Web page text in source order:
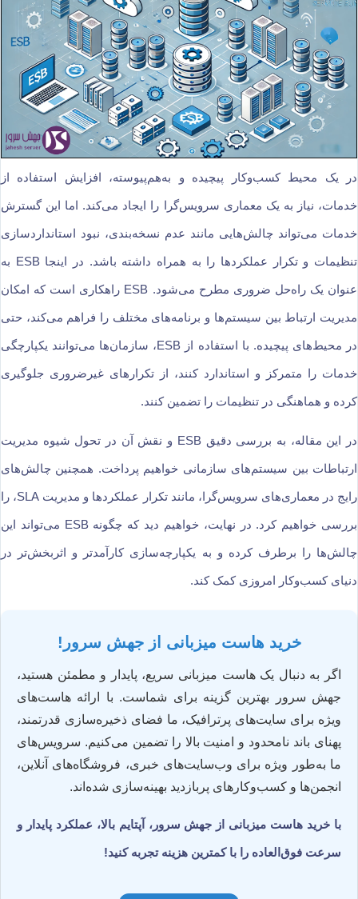
در یک محیط کسب‌وکار پیچیده و به‌هم‌پیوسته، افزایش استفاده از
خدمات، نیاز به یک معماری سرویس‌گرا را ایجاد می‌کند. اما این گسترش
خدمات می‌تواند چالش‌هایی مانند عدم نسخه‌بندی، نبود استانداردسازی
تنظیمات و تکرار عملکردها را به همراه داشته باشد. در اینجا ESB به
عنوان یک راه‌حل ضروری مطرح می‌شود. ESB راهکاری است که امکان
مدیریت ارتباط بین سیستم‌ها و برنامه‌های مختلف را فراهم می‌کند، حتی
در محیط‌های پیچیده. با استفاده از ESB، سازمان‌ها می‌توانند یکپارچگی
خدمات را متمرکز و استاندارد کنند، از تکرارهای غیرضروری جلوگیری
کرده و هماهنگی در تنظیمات را تضمین کنند.
در این مقاله، به بررسی دقیق ESB و نقش آن در تحول شیوه مدیریت
ارتباطات بین سیستم‌های سازمانی خواهیم پرداخت. همچنین چالش‌های
رایج در معماری‌های سرویس‌گرا، مانند تکرار عملکردها و مدیریت SLA، را
بررسی خواهیم کرد. در نهایت، خواهیم دید که چگونه ESB می‌تواند این
چالش‌ها را برطرف کرده و به یکپارچه‌سازی کارآمدتر و اثربخش‌تر در
دنیای کسب‌وکار امروزی کمک کند.
خرید هاست میزبانی از جهش سرور!
اگر به دنبال یک هاست میزبانی سریع، پایدار و مطمئن هستید،
جهش سرور بهترین گزینه برای شماست. با ارائه هاست‌های
ویژه برای سایت‌های پرترافیک، ما فضای ذخیره‌سازی قدرتمند،
پهنای باند نامحدود و امنیت بالا را تضمین می‌کنیم. سرویس‌های
ما به‌طور ویژه برای وب‌سایت‌های خبری، فروشگاه‌های آنلاین،
انجمن‌ها و کسب‌وکارهای پربازدید بهینه‌سازی شده‌اند.
با خرید هاست میزبانی از جهش سرور، آپتایم بالا، عملکرد پایدار و
سرعت فوق‌العاده را با کمترین هزینه تجربه کنید!